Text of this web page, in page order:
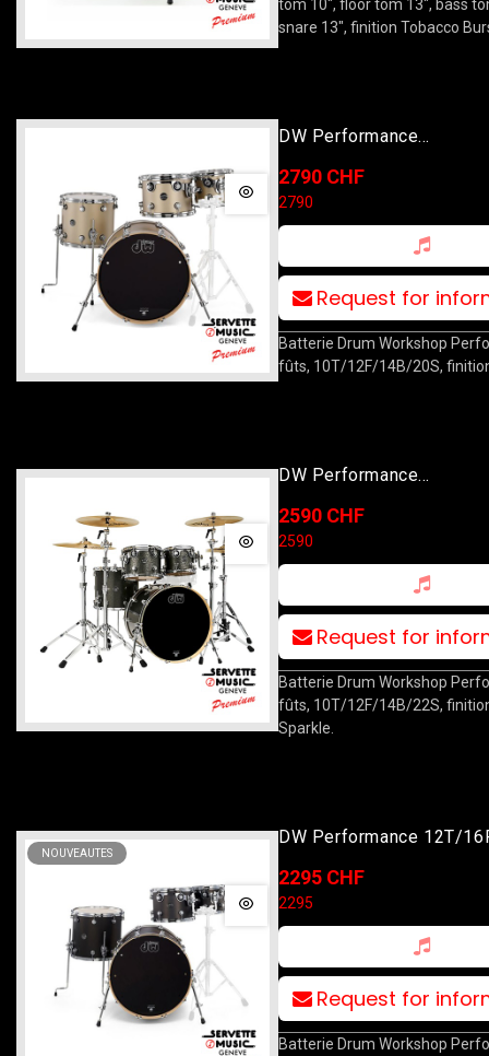
tom 10", floor tom 13", bass
snare 13", finition Tobacco
DW Performance
10T/12T/14F/20B Gold
2790 CHF
2790
Request for
Batterie Drum Workshop
fûts, 10T/12F/14B/20S,
DW Performance
10T/12T/16F/22B
2590 CHF
2590
Request for
Batterie Drum Workshop
fûts, 10T/12F/14B/22S,
Sparkle.
NOUVEAUTES
DW Performance 12T/
Charcoal Metallic
2295 CHF
2295
Request for
Batterie Drum Workshop